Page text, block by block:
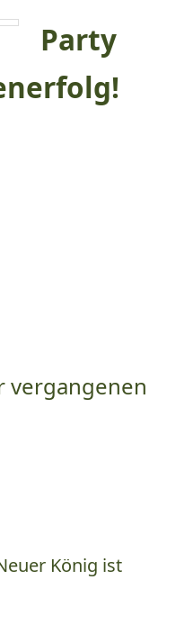
Party
vergangenen
König ist